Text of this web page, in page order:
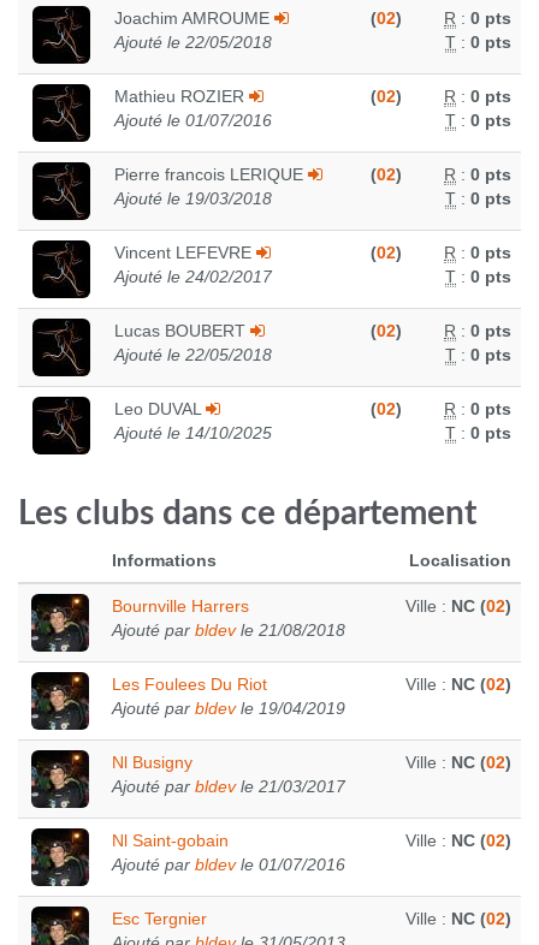
Joachim AMROUME
Ajouté le 22/05/2018
(02) R : 0 pts
T : 0 pts
Mathieu ROZIER
Ajouté le 01/07/2016
(02) R : 0 pts
T : 0 pts
Pierre francois LERIQUE
Ajouté le 19/03/2018
(02) R : 0 pts
T : 0 pts
Vincent LEFEVRE
Ajouté le 24/02/2017
(02) R : 0 pts
T : 0 pts
Lucas BOUBERT
Ajouté le 22/05/2018
(02) R : 0 pts
T : 0 pts
Leo DUVAL
Ajouté le 14/10/2025
(02) R : 0 pts
T : 0 pts
Les clubs dans ce département
Informations Localisation
Bournville Harrers
Ajouté par bldevle 21/08/2018
Ville : NC (02)
Les Foulees Du Riot
Ajouté par bldevle 19/04/2019
Ville : NC (02)
Nl Busigny
Ajouté par bldevle 21/03/2017
Ville : NC (02)
Nl Saint-gobain
Ajouté par bldevle 01/07/2016
Ville : NC (02)
Esc Tergnier
Ville : NC (02)